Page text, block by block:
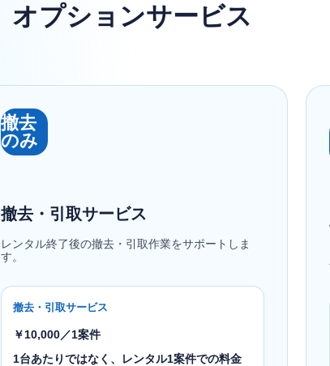
オプションサービス
撤去
のみ
撤去・引取サービス
レンタル終了後の撤去・引取作業をサポートしま
す。
撤去・引取サービス
￥10,000／1案件
1台あたりではなく、レンタル1案件での料金